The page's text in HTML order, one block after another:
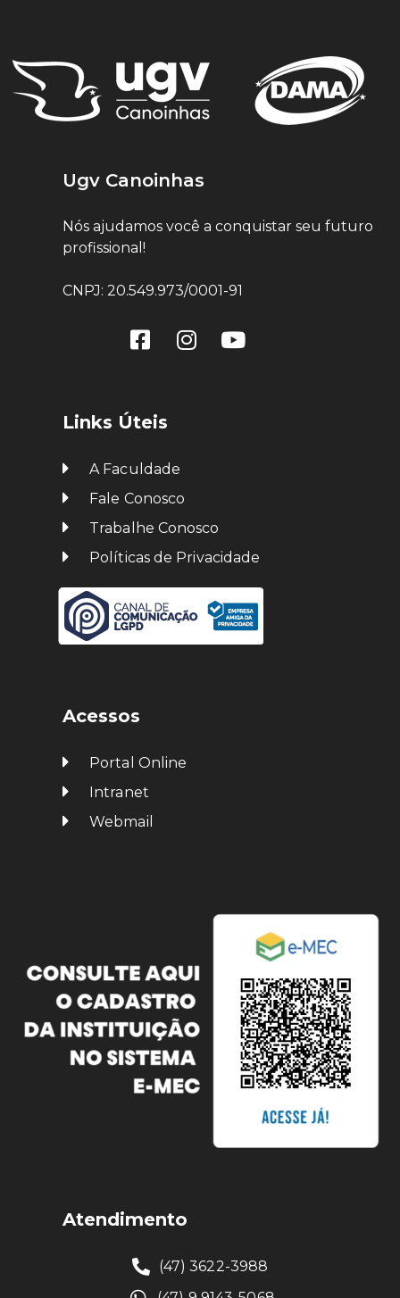
Ugv Canoinhas
Nós ajudamos você a conquistar seu futuro
profissional!
CNPJ: 20.549.973/0001-91
Links Úteis
A Faculdade
Fale Conosco
Trabalhe Conosco
Políticas de Privacidade
Acessos
Portal Online
Intranet
Webmail
Atendimento
(47) 3622-3988